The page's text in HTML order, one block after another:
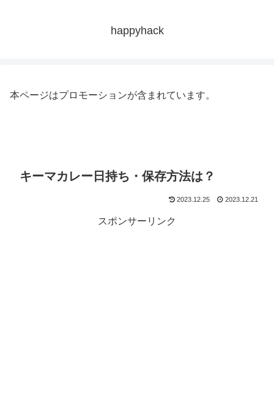
happyhack
本ページはプロモーションが含まれています。
キーマカレー日持ち・保存方法は？
2023.12.25 2023.12.21
スポンサーリンク